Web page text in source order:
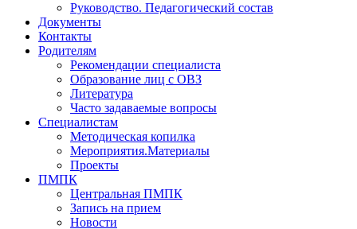
Руководство. Педагогический состав
Документы
Контакты
Родителям
Рекомендации специалиста
Образование лиц с ОВЗ
Литература
Часто задаваемые вопросы
Специалистам
Методическая копилка
Мероприятия.Материалы
Проекты
ПМПК
Центральная ПМПК
Запись на прием
Новости